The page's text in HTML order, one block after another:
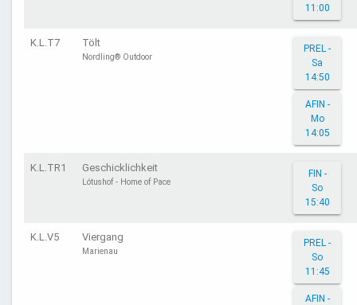
11:00
K.L.T7 Tölt
Nordling® Outdoor
PREL -
Sa
14:50
AFIN -
Mo
14:05
K.L.TR1 Geschicklichkeit
Lótushof - Home of Pace
FIN -
So
15:40
K.L.V5 Viergang
Marienau
PREL -
So
11:45
AFIN -